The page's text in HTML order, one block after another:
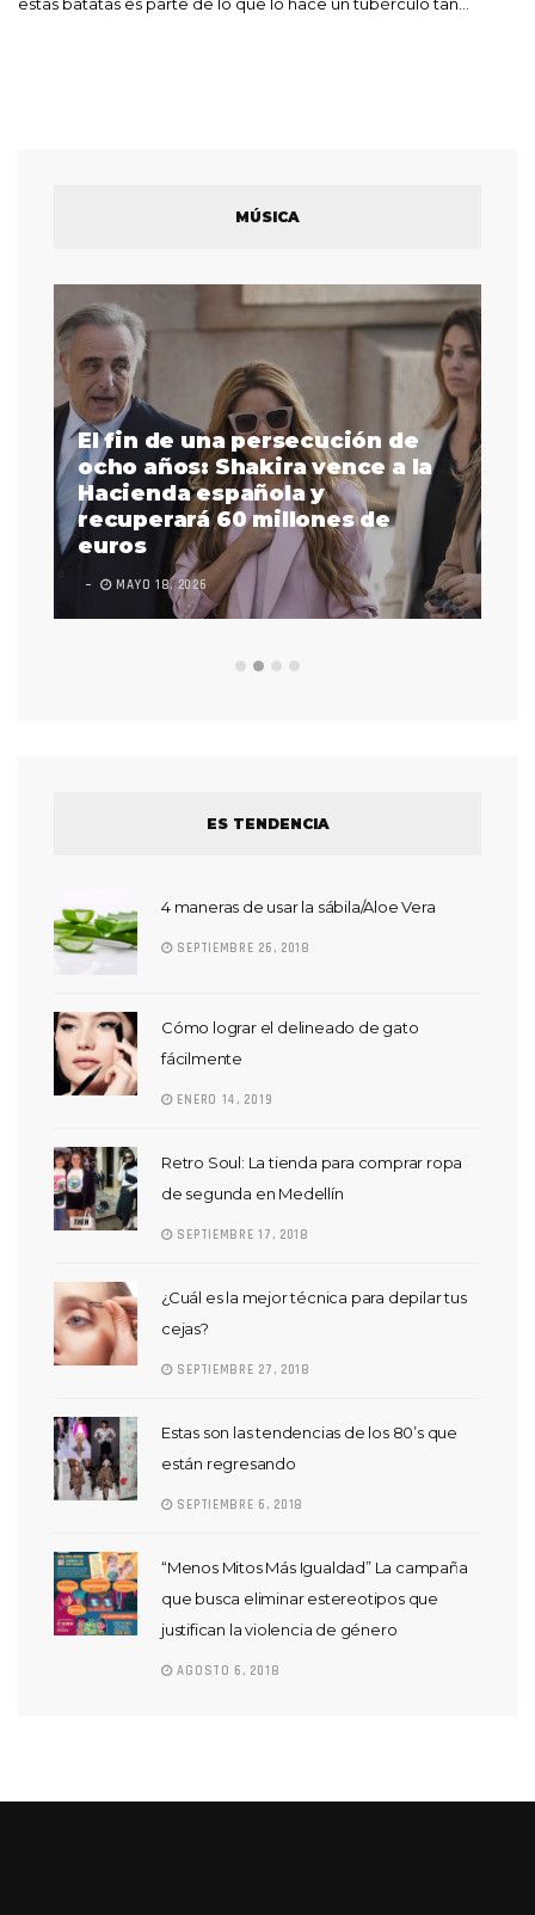
estas batatas es parte de lo que lo hace un tubérculo tan…
MÚSICA
El fin de una persecución de
ocho años: Shakira vence a la
Hacienda española y
recuperará 60 millones de
euros
MAYO 18, 2026
ES TENDENCIA
4 maneras de usar la sábila/Aloe Vera
SEPTIEMBRE 26, 2018
Cómo lograr el delineado de gato
fácilmente
ENERO 14, 2019
Retro Soul: La tienda para comprar ropa
de segunda en Medellín
SEPTIEMBRE 17, 2018
¿Cuál es la mejor técnica para depilar tus
cejas?
SEPTIEMBRE 27, 2018
Estas son las tendencias de los 80’s que
están regresando
SEPTIEMBRE 6, 2018
“Menos Mitos Más Igualdad” La campaña
que busca eliminar estereotipos que
justifican la violencia de género
AGOSTO 6, 2018